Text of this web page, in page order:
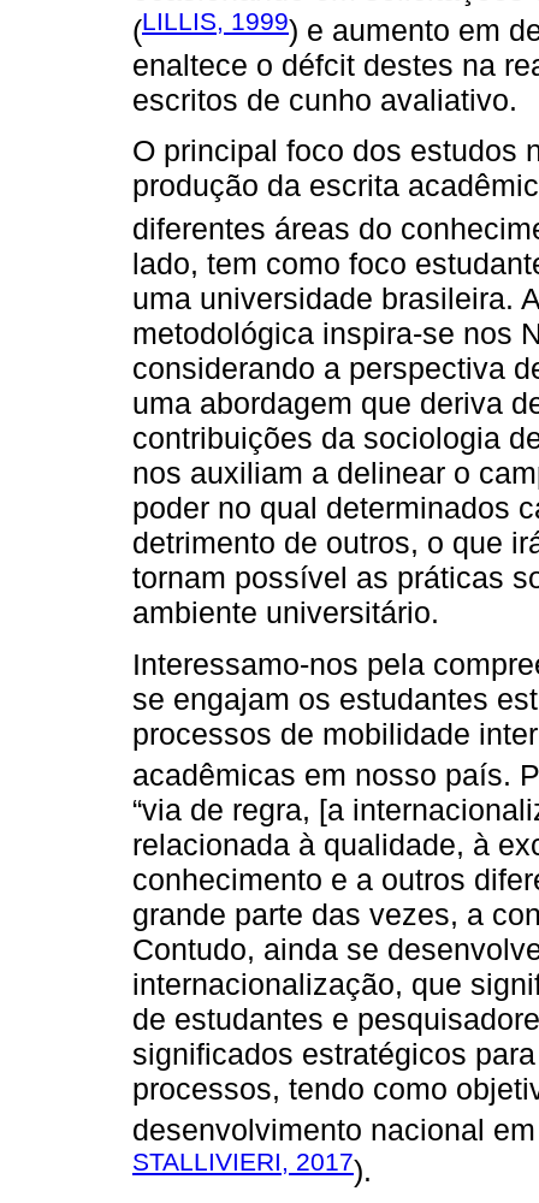
(LILLIS, 1999) e aumento em
enaltece o défcit destes na
escritos de cunho avaliativo.
O principal foco dos estudos
produção da escrita
diferentes áreas do
lado, tem como foco
uma universidade brasileira.
metodológica inspira-se nos
considerando a perspectiva
uma abordagem que deriva
contribuições da sociologia
nos auxiliam a delinear o
poder no qual determinados
detrimento de outros, o que
tornam possível as práticas
ambiente universitário.
Interessamo-nos pela
se engajam os estudantes
processos de mobilidade
acadêmicas em nosso país.
“via de regra, [a
relacionada à qualidade, à
conhecimento e a outros
grande parte das vezes, a
Contudo, ainda se
internacionalização, que
de estudantes e
significados estratégicos
processos, tendo como
desenvolvimento nacional
STALLIVIERI, 2017).